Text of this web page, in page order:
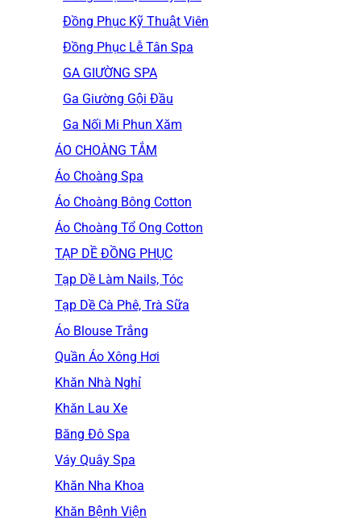
Đồng Phục Kỹ Thuật Viên
Đồng Phục Lễ Tân Spa
GA GIƯỜNG SPA
Ga Giường Gội Đầu
Ga Nối Mi Phun Xăm
ÁO CHOÀNG TẮM
Áo Choàng Spa
Áo Choàng Bông Cotton
Áo Choàng Tổ Ong Cotton
TẠP DỀ ĐỒNG PHỤC
Tạp Dề Làm Nails, Tóc
Tạp Dề Cà Phê, Trà Sữa
Áo Blouse Trắng
Quần Áo Xông Hơi
Khăn Nhà Nghỉ
Khăn Lau Xe
Băng Đô Spa
Váy Quây Spa
Khăn Nha Khoa
Khăn Bệnh Viện